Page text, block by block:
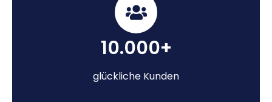
10.000+
glückliche Kunden